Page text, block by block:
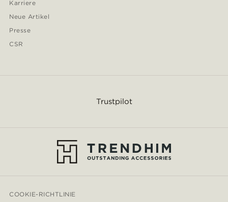
Karriere
Neue Artikel
Presse
CSR
Trustpilot
COOKIE-RICHTLINIE